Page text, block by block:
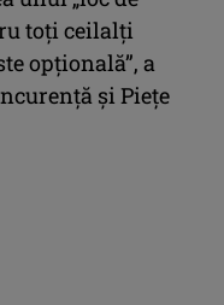
toţi ceilalţi
opţională”, a
şi Pieţe